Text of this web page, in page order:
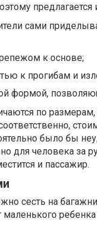
сами
к основе;
к прогибам и
формой,
по
было бы
для человека за
и пассажир.
сесть на
маленького